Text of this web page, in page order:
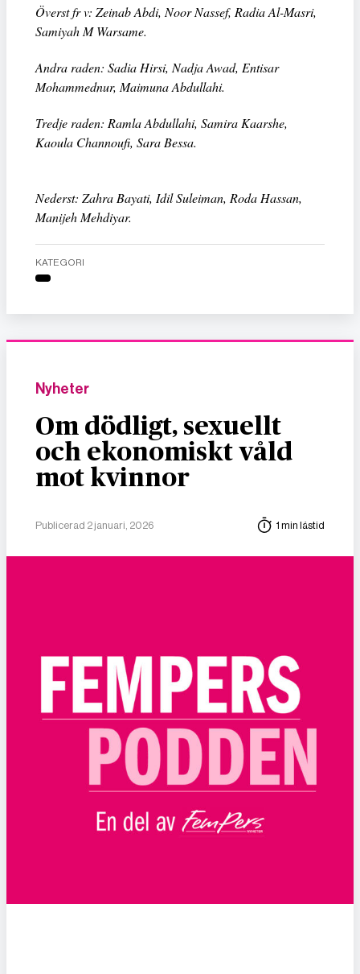
Överst fr v: Zeinab Abdi, Noor Nassef, Radia Al-Masri,
Samiyah M Warsame.
Andra raden: Sadia Hirsi, Nadja Awad, Entisar
Mohammednur, Maimuna Abdullahi.
Tredje raden: Ramla Abdullahi, Samira Kaarshe,
Kaoula Channoufi, Sara Bessa.
Nederst: Zahra Bayati, Idil Suleiman, Roda Hassan,
Manijeh Mehdiyar.
KATEGORI
Nyheter
Om dödligt, sexuellt
och ekonomiskt våld
mot kvinnor
Publicerad 2 januari, 2026 1 min lästid